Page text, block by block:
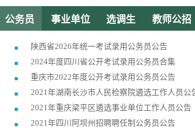
2026-07-17
2026-07-17
2026-07-16
2026-07-16
2026-07-16
2026-07-16
2026-07-16
2026-07-16
1 2 3 4 5
8 9 10 11 12
15 16 17 18 19
公务员 事业单位 选调生 教师公招
陕西省2026年统一考试录用公务员公告
2024年度四川省公开考试录用公务员合集
重庆市2022年度公开考试录用公务员公告
2021年湖南长沙市人民检察院遴选工作人员公
2021年重庆梁平区遴选事业单位工作人员公告
2021年四川阿坝州招聘聘任制公务员公告